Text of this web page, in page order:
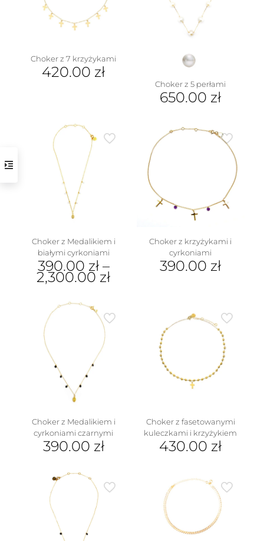
wybrać
na
stronie
Choker z 7 krzyżykami
420.00 zł
Choker z 5 perłami
650.00 zł
ma
stronie
produktu
Choker z Medalikiem i
białymi cyrkoniami
390.00 zł–
2,300.00 zł
produkt
wariantów.
można
wybrać
na
stronie
produktu
Choker z krzyżykami i
cyrkoniami
390.00 zł
Choker z Medalikiem i
cyrkoniami czarnymi
390.00 zł
Choker z fasetowanymi
kuleczkami i krzyżykiem
430.00 zł